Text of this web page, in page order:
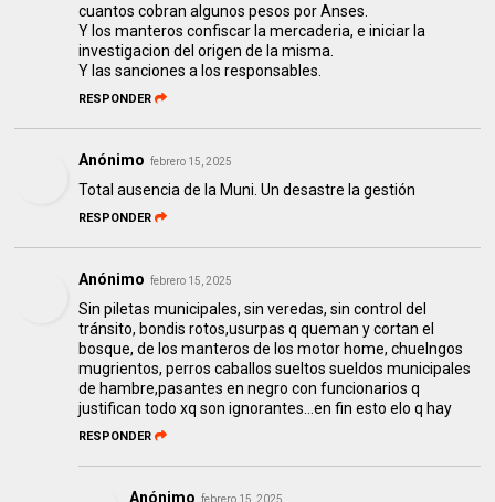
cuantos cobran algunos pesos por Anses.
Y los manteros confiscar la mercaderia, e iniciar la
investigacion del origen de la misma.
Y las sanciones a los responsables.
RESPONDER
Anónimo febrero 15, 2025
Total ausencia de la Muni. Un desastre la gestión
RESPONDER
Anónimo febrero 15, 2025
Sin piletas municipales, sin veredas, sin control del
tránsito, bondis rotos,usurpas q queman y cortan el
bosque, de los manteros de los motor home, chuelngos
mugrientos, perros caballos sueltos sueldos municipales
de hambre,pasantes en negro con funcionarios q
justifican todo xq son ignorantes...en fin esto elo q hay
RESPONDER
Anónimo febrero 15, 2025